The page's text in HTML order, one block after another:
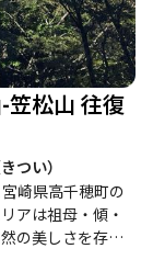
笠松山 往復
きつい）
崎県高千穂町の
アは祖母・傾・
の美しさを存分